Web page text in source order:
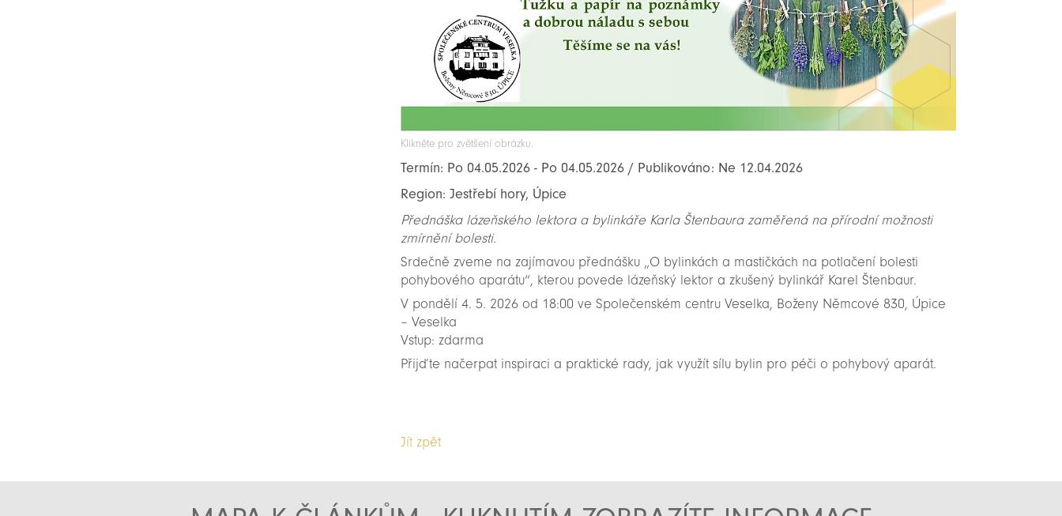
Klikněte pro zvětšení obrázku.
Termín: Po 04.05.2026 - Po 04.05.2026 / Publikováno: Ne 12.04.2026
Region: Jestřebí hory, Úpice
Přednáška lázeňského lektora a bylinkáře Karla Štenbaura zaměřená na přírodní možnosti
zmírnění bolesti.
Srdečně zveme na zajímavou přednášku „O bylinkách a mastičkách na potlačení bolesti
pohybového aparátu“, kterou povede lázeňský lektor a zkušený bylinkář Karel Štenbaur.
V pondělí 4. 5. 2026 od 18:00 ve Společenském centru Veselka, Boženy Němcové 830, Úpice
– Veselka
Vstup: zdarma
Přijďte načerpat inspiraci a praktické rady, jak využít sílu bylin pro péči o pohybový aparát.
Jít zpět